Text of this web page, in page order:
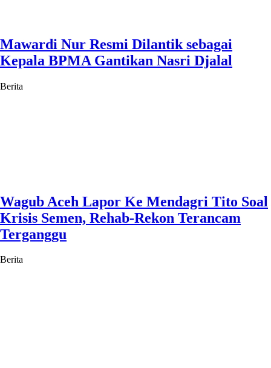
Mawardi Nur Resmi Dilantik sebagai
Kepala BPMA Gantikan Nasri Djalal
Berita
Wagub Aceh Lapor Ke Mendagri Tito Soal
Krisis Semen, Rehab-Rekon Terancam
Terganggu
Berita